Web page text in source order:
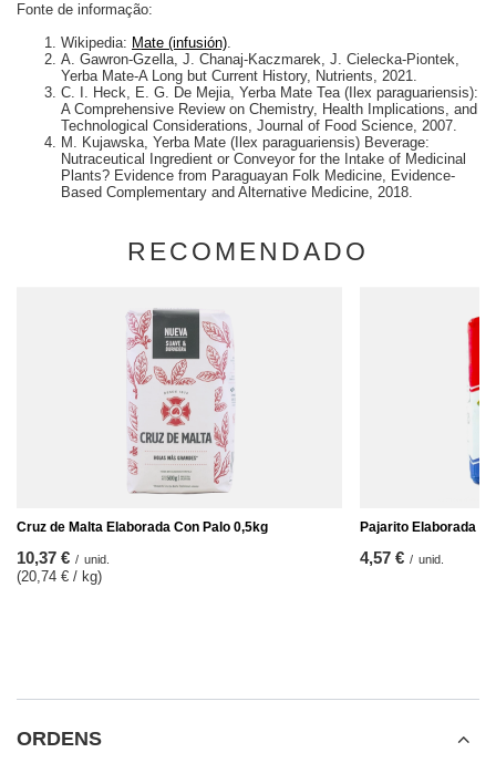
Fonte de informação:
Wikipedia: Mate (infusión).
A. Gawron-Gzella, J. Chanaj-Kaczmarek, J. Cielecka-Piontek,
Yerba Mate-A Long but Current History, Nutrients, 2021.
C. I. Heck, E. G. De Mejia, Yerba Mate Tea (Ilex paraguariensis):
A Comprehensive Review on Chemistry, Health Implications, and
Technological Considerations, Journal of Food Science, 2007.
M. Kujawska, Yerba Mate (Ilex paraguariensis) Beverage:
Nutraceutical Ingredient or Conveyor for the Intake of Medicinal
Plants? Evidence from Paraguayan Folk Medicine, Evidence-
Based Complementary and Alternative Medicine, 2018.
RECOMENDADO
Cruz de Malta Elaborada Con Palo 0,5kg
10,37 € / unid.
(20,74 € / kg)
Pajarito Elaborada
4,57 € / unid.
ORDENS